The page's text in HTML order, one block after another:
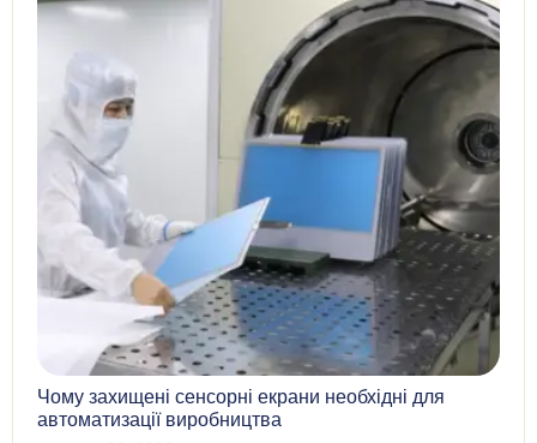
Чому захищені сенсорні екрани необхідні для
автоматизації виробництва